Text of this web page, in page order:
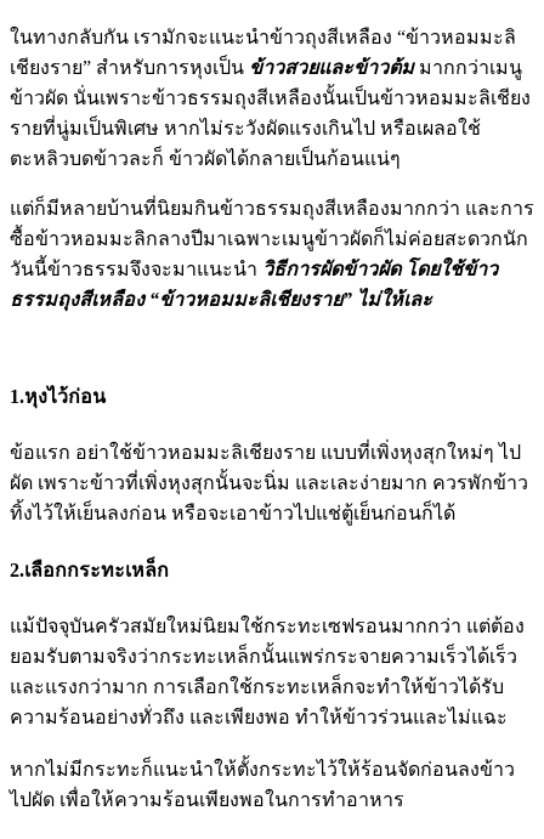
ในทางกลับกัน เรามักจะแนะนำข้าวถุงสีเหลือง “ข้าวหอมมะลิ
เชียงราย” สำหรับการหุงเป็น ข้าวสวยและข้าวต้มมากกว่าเมนู
ข้าวผัด นั่นเพราะข้าวธรรมถุงสีเหลืองนั้นเป็นข้าวหอมมะลิเชียง
รายที่นู่มเป็นพิเศษ หากไม่ระวังผัดแรงเกินไป หรือเผลอใช้
ตะหลิวบดข้าวละก็ ข้าวผัดได้กลายเป็นก้อนแน่ๆ
แต่ก็มีหลายบ้านที่นิยมกินข้าวธรรมถุงสีเหลืองมากกว่า และการ
ซื้อข้าวหอมมะลิกลางปีมาเฉพาะเมนูข้าวผัดก็ไม่ค่อยสะดวกนัก
วันนี้ข้าวธรรมจึงจะมาแนะนำ วิธีการผัดข้าวผัด โดยใช้ข้าว
ธรรมถุงสีเหลือง “ข้าวหอมมะลิเชียงราย” ไม่ให้เละ
1.หุงไว้ก่อน
ข้อแรก อย่าใช้ข้าวหอมมะลิเชียงราย แบบที่เพิ่งหุงสุกใหม่ๆ ไป
ผัด เพราะข้าวที่เพิ่งหุงสุกนั้นจะนิ่ม และเละง่ายมาก ควรพักข้าว
ทิ้งไว้ให้เย็นลงก่อน หรือจะเอาข้าวไปแช่ตู้เย็นก่อนก็ได้
2.เลือกกระทะเหล็ก
แม้ปัจจุบันครัวสมัยใหม่นิยมใช้กระทะเซฟรอนมากกว่า แต่ต้อง
ยอมรับตามจริงว่ากระทะเหล็กนั้นแพร่กระจายความเร็วได้เร็ว
และแรงกว่ามาก การเลือกใช้กระทะเหล็กจะทำให้ข้าวได้รับ
ความร้อนอย่างทั่วถึง และเพียงพอ ทำให้ข้าวร่วนและไม่แฉะ
หากไม่มีกระทะก็แนะนำให้ตั้งกระทะไว้ให้ร้อนจัดก่อนลงข้าว
ไปผัด เพื่อให้ความร้อนเพียงพอในการทำอาหาร